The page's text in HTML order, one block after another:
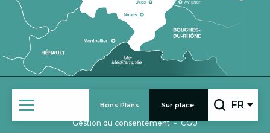
Bons Plans Sur place FR
Mentions légales - Politique de confidentialité -
Gestion du consentement - CGU